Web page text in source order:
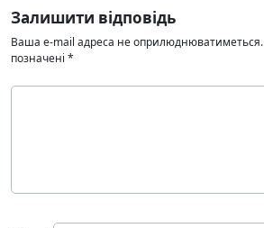
Залишити відповідь
Ваша e-mail адреса не оприлюднюватиметься.
позначені *